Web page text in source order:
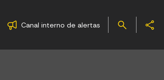
Canal interno de alertas